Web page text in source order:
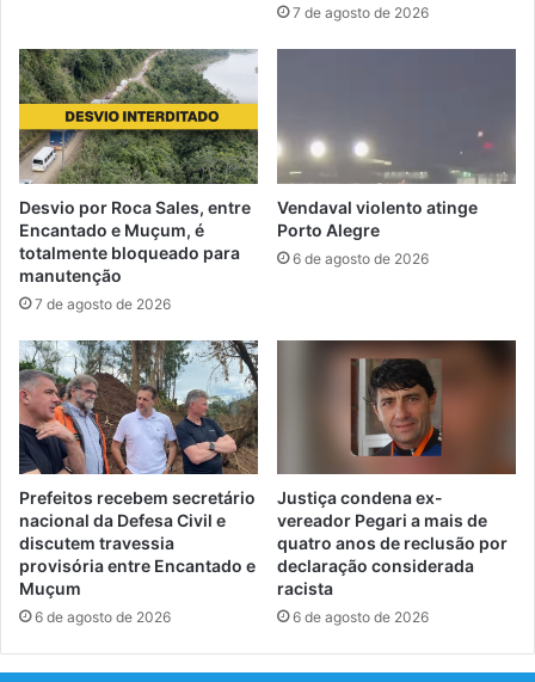
7 de agosto de 2026
Desvio por Roca Sales, entre
Encantado e Muçum, é
totalmente bloqueado para
manutenção
7 de agosto de 2026
Vendaval violento atinge
Porto Alegre
6 de agosto de 2026
Prefeitos recebem secretário
nacional da Defesa Civil e
discutem travessia
provisória entre Encantado e
Muçum
6 de agosto de 2026
Justiça condena ex-
vereador Pegari a mais de
quatro anos de reclusão por
declaração considerada
racista
6 de agosto de 2026